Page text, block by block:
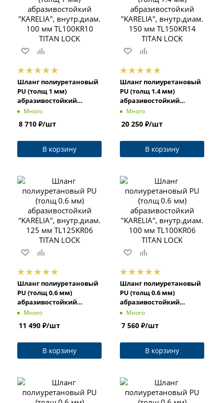
Шланг полиуретановый
PU (толщ 1 мм)
абразивостойкий
"KARELIA", внутр.диам.
100 мм TL100KR10 TITAN
LOCK
Много
8 710 ₽/шт
В корзину
Шланг полиуретановый
PU (толщ 1.4 мм)
абразивостойкий
"KARELIA", внутр.диам.
150 мм TL150KR14 TITAN
LOCK
Много
20 250 ₽/шт
В корзину
Шланг полиуретановый
PU (толщ 0.6 мм)
абразивостойкий
"KARELIA", внутр.диам.
125 мм TL125KR06 TITAN
LOCK
Много
11 490 ₽/шт
В корзину
Шланг полиуретановый
PU (толщ 0.6 мм)
абразивостойкий
"KARELIA", внутр.диам.
100 мм TL100KR06 TITAN
LOCK
Много
7 560 ₽/шт
В корзину